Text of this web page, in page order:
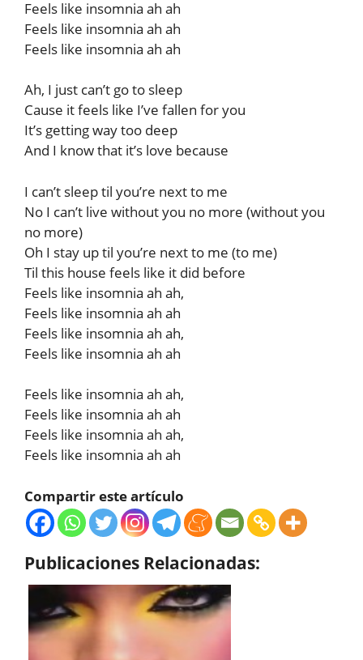
Feels like insomnia ah ah
Feels like insomnia ah ah
Feels like insomnia ah ah
Ah, I just can’t go to sleep
Cause it feels like I’ve fallen for you
It’s getting way too deep
And I know that it’s love because
I can’t sleep til you’re next to me
No I can’t live without you no more (without you
no more)
Oh I stay up til you’re next to me (to me)
Til this house feels like it did before
Feels like insomnia ah ah,
Feels like insomnia ah ah
Feels like insomnia ah ah,
Feels like insomnia ah ah
Feels like insomnia ah ah,
Feels like insomnia ah ah
Feels like insomnia ah ah,
Feels like insomnia ah ah
Compartir este artículo
Publicaciones Relacionadas: